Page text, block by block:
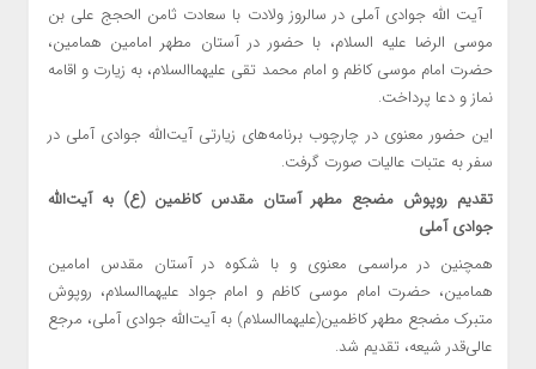
آیت الله جوادی آملی در سالروز ولادت با سعادت ثامن الحجج علی بن
موسی الرضا علیه السلام، با حضور در آستان مطهر امامین همامین،
حضرت امام موسی کاظم و امام محمد تقی علیهماالسلام، به زیارت و اقامه
نماز و دعا پرداخت.
این حضور معنوی در چارچوب برنامه‌های زیارتی آیت‌الله جوادی آملی در
سفر به عتبات عالیات صورت گرفت.
تقدیم روپوش مضجع مطهر آستان مقدس کاظمین (ع) به آیت‌الله
جوادی آملی
همچنین در مراسمی معنوی و با شکوه در آستان مقدس امامین
همامین، حضرت امام موسی کاظم و امام جواد علیهماالسلام، روپوش
متبرک مضجع مطهر کاظمین(علیهماالسلام) به آیت‌الله جوادی آملی، مرجع
عالی‌قدر شیعه، تقدیم شد.